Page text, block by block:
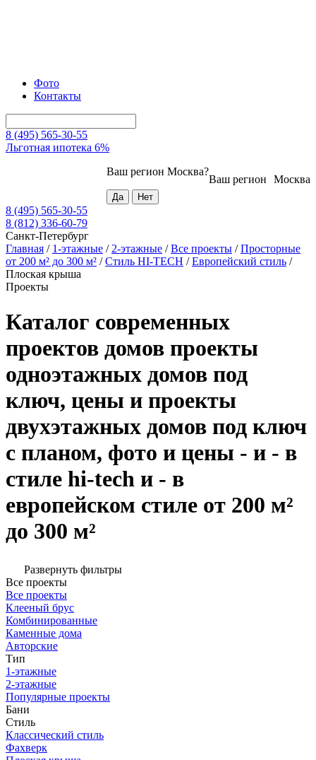
Фото
Контакты
8 (495) 565-30-55
Льготная ипотека 6%
Москва
Ваш регион
Ваш регион Москва?
8 (495) 565-30-55
8 (812) 336-60-79
Санкт-Петербург
Главная / 1-этажные / 2-этажные /Все проекты /Просторные
от 200 м² до 300 м² /Стиль HI-TECH /Европейский стиль /
Плоская крыша
Проекты
Каталог современных
проектов домов проекты
одноэтажных домов под
ключ, цены и проекты
двухэтажных домов под ключ
с планом, фото и цены - и - в
стиле hi-tech и - в
европейском стиле от 200 м²
до 300 м²
Развернуть фильтры
Все проекты
Все проекты
Клееный брус
Комбинированные
Каменные дома
Авторские
Тип
1-этажные
2-этажные
Популярные проекты
Бани
Стиль
Классический стиль
Фахверк